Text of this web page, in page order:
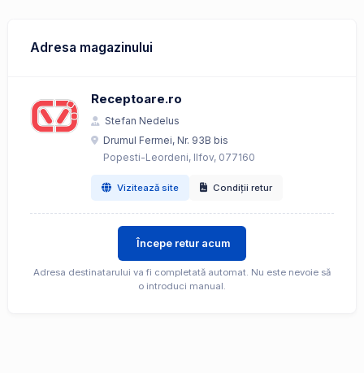
Adresa magazinului
Receptoare.ro
Stefan Nedelus
Drumul Fermei, Nr. 93B bis
Popesti-Leordeni, Ilfov, 077160
Vizitează site Condiții retur
Începe retur acum
Adresa destinatarului va fi completată automat. Nu este nevoie să
o introduci manual.